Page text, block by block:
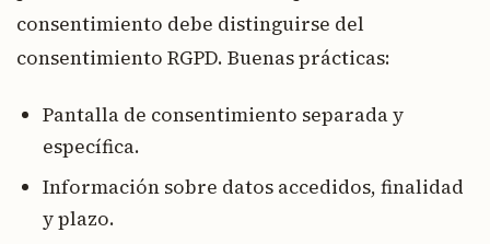
consentimiento debe distinguirse del
consentimiento RGPD. Buenas prácticas:
Pantalla de consentimiento separada y
específica.
Información sobre datos accedidos, finalidad
y plazo.